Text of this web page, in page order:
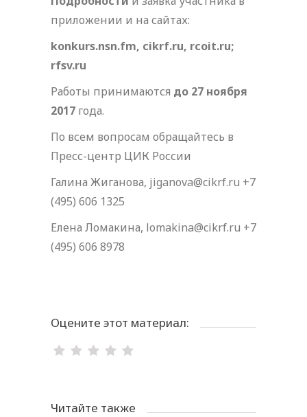
приложении и на сайтах:
konkurs.nsn.fm, cikrf.ru, rcoit.ru;
rfsv.ru
Работы принимаются до 27 ноября
2017 года.
По всем вопросам обращайтесь в
Пресс-центр ЦИК России
Галина Жиганова, jiganova@cikrf.ru +7
(495) 606 1325
Елена Ломакина, lomakina@cikrf.ru +7
(495) 606 8978
Оцените этот материал:
Читайте также